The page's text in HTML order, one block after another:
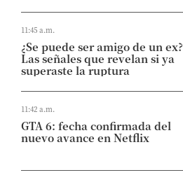
11:45 a.m.
¿Se puede ser amigo de un ex?
Las señales que revelan si ya
superaste la ruptura
11:42 a.m.
GTA 6: fecha confirmada del
nuevo avance en Netflix